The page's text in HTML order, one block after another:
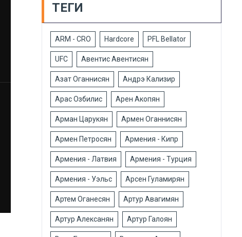
ТЕГИ
ARM - CRO Hardcore PFL Bellator
UFC Авентис Авентисян
Азат Оганнисян Андрэ Кализир
Арас Озбилис Арен Акопян
Арман Царукян Армен Оганнисян
Армен Петросян Армения - Кипр
Армения - Латвия Армения - Турция
Армения - Уэльс Арсен Гуламирян
Артем Оганесян Артур Авагимян
Артур Алексанян Артур Галоян